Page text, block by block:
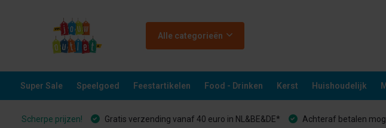
Alle categorieën
Super Sale Speelgoed Feestartikelen Food - Drinken Kerst Huishoudelijk
Scherpe prijzen! Gratis verzending vanaf 40 euro in NL&BE&DE* Achteraf betalen